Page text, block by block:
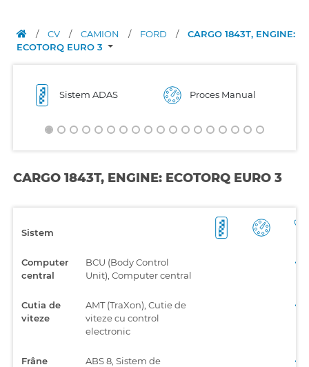
/ CV / CAMION / FORD /
CARGO 1843T, ENGINE:
ECOTORQ EURO 3
Sistem ADAS Proces Manual
CARGO 1843T, ENGINE: ECOTORQ EURO 3
Sistem
Computer
central
BCU (Body Control
Unit), Computer central
Cutia de
viteze
AMT (TraXon), Cutie de
viteze cu control
electronic
Frâne
ABS 8, Sistem de